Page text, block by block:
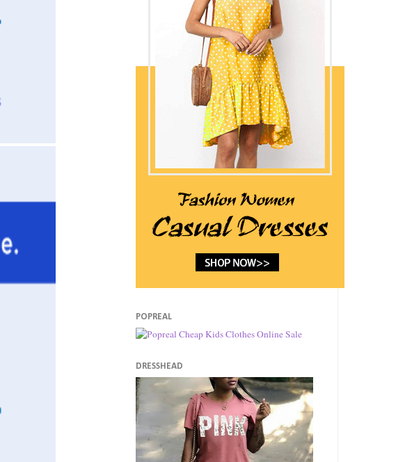
POPREAL
DRESSHEAD